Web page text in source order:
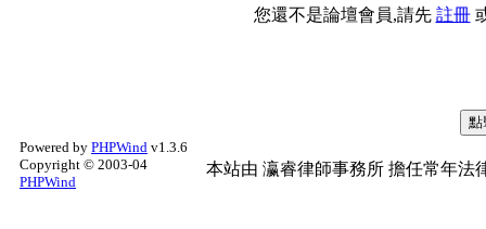
您還不是論壇會員,請先 註冊
Powered by PHPWind v1.3.6
Copyright © 2003-04
PHPWind
本站由 瀛睿律師事務所 擔任常年法